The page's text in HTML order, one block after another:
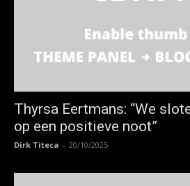
Thyrsa Eertmans: “We
op een positieve noot”
Dirk Titeca - 20/10/2025